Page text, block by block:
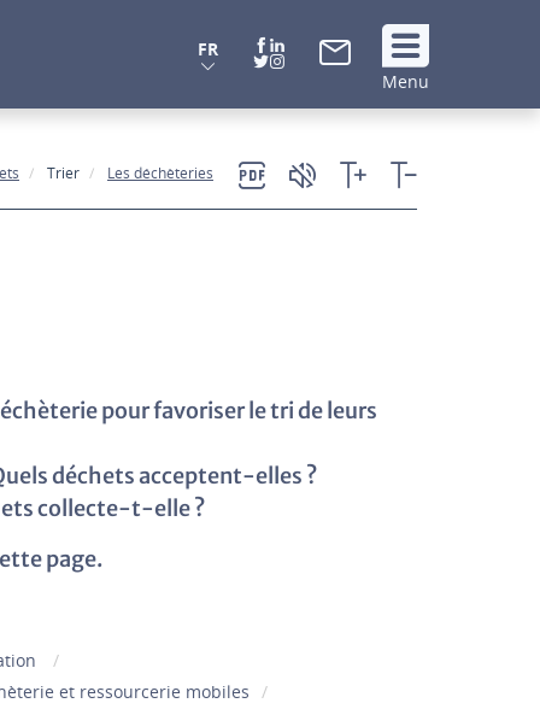
FR
Suivez
!
Menu
Trier Les déchèteries
pour favoriser le tri de leurs
déchets acceptent-elles ?
collecte-t-elle ?
page.
et ressourcerie mobiles